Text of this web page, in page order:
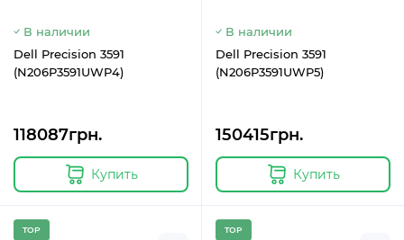
В наличии
Dell Precision 3591
(N206P3591UWP4)
118087грн.
Купить
В наличии
Dell Precision 3591
(N206P3591UWP5)
150415грн.
Купить
TOP TOP